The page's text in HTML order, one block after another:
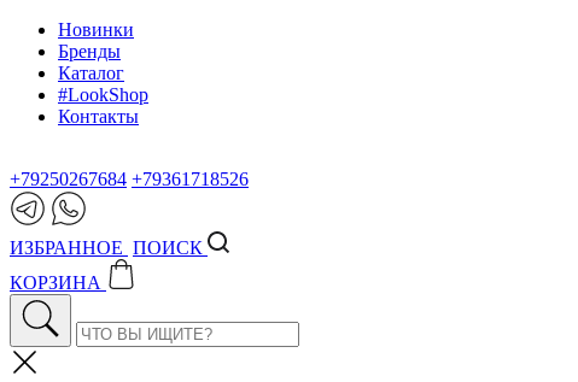
Новинки
Бренды
Каталог
#LookShop
Контакты
+79250267684 +79361718526
ИЗБРАННОЕ ПОИСК
КОРЗИНА